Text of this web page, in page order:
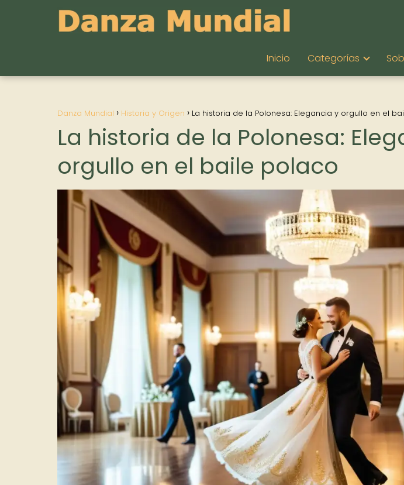
Inicio Categorías
Danza Mundial Historia y Origen La historia de la Polonesa: Elegancia y orgullo en el
La historia de la Polonesa:
orgullo en el baile polaco